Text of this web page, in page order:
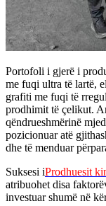
Portofoli i gjerë i
me fuqi ultra të lartë,
grafiti me fuqi të
prodhimit të çelikut.
qëndrueshmërinë
pozicionuar atë
dhe të menduar
Suksesi iProdhuesit
atribuohet disa
investuar shumë në